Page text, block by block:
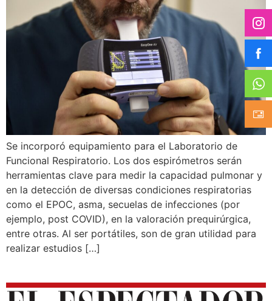
Se incorporó equipamiento para el Laboratorio de
Funcional Respiratorio. Los dos espirómetros serán
herramientas clave para medir la capacidad pulmonar y
en la detección de diversas condiciones respiratorias
como el EPOC, asma, secuelas de infecciones (por
ejemplo, post COVID), en la valoración prequirúrgica,
entre otras. Al ser portátiles, son de gran utilidad para
realizar estudios […]